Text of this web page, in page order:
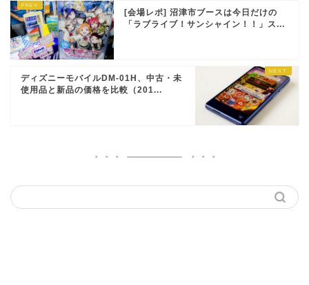
[会場レポ] 沼津市ブースは今日だけの
「ラブライブ！サンシャイン！！」ス...
ディズニーモバイルDM-01H、中古・未
使用品と新品の価格を比較（201...